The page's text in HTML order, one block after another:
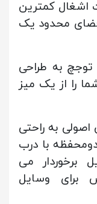
اشغال کمترین
فضای محدود یک
توجچ به طراحی
را از یک میز
به راحتی
با درب
برخوردار می
وسایل